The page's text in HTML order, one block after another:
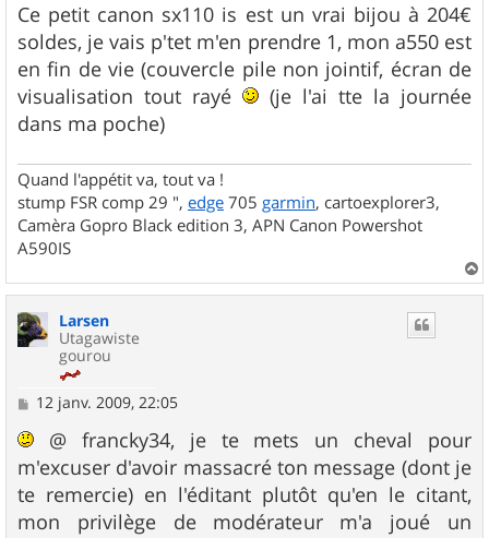
Ce petit canon sx110 is est un vrai bijou à 204€
soldes, je vais p'tet m'en prendre 1, mon a550 est
en fin de vie (couvercle pile non jointif, écran de
visualisation tout rayé
(je l'ai tte la journée
dans ma poche)
Quand l'appétit va, tout va !
stump FSR comp 29 ", edge 705 garmin, cartoexplorer3,
Camèra Gopro Black edition 3, APN Canon Powershot
A590IS
a
Larsen
Utagawiste
gourou
M
s
a
g
e
12 janv. 2009, 22:05
@ francky34, je te mets un cheval pour
m'excuser d'avoir massacré ton message (dont je
te remercie) en l'éditant plutôt qu'en le citant,
mon privilège de modérateur m'a joué un